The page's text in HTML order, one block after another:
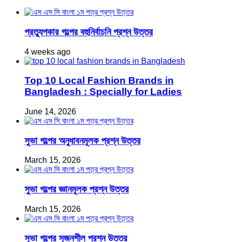
প্রত্যুপকার গল্পের বহুনির্বাচনি প্রশ্ন উত্তর
4 weeks ago
Top 10 Local Fashion Brands in
Bangladesh : Specially for Ladies
June 14, 2026
সুভা গল্পের অনুধাবনমূলক প্রশ্ন উত্তর
March 15, 2026
সুভা গল্পের জ্ঞানমূলক প্রশ্ন উত্তর
March 15, 2026
সুভা গল্পের সৃজনশীল প্রশ্ন উত্তর